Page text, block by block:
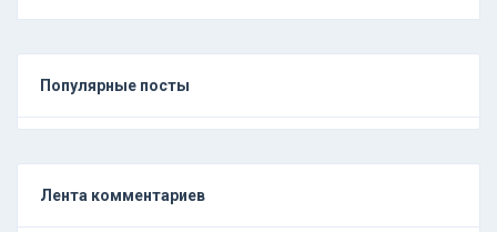
Популярные посты
Лента комментариев